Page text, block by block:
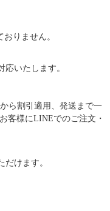
りません。
いたします。
ら割引適用、発送まで一
客様にLINEでのご注文・
けます。